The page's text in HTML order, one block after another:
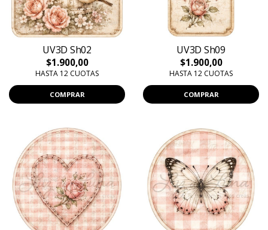
UV3D Sh02
$1.900,00
HASTA 12 CUOTAS
COMPRAR
UV3D Sh09
$1.900,00
HASTA 12 CUOTAS
COMPRAR